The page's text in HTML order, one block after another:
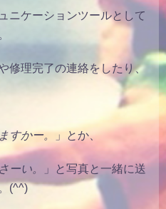
ニケーションツールとして
修理完了の連絡をしたり、
すかー。 」とか、
ーい。
」と写真と一緒に送
(^^)